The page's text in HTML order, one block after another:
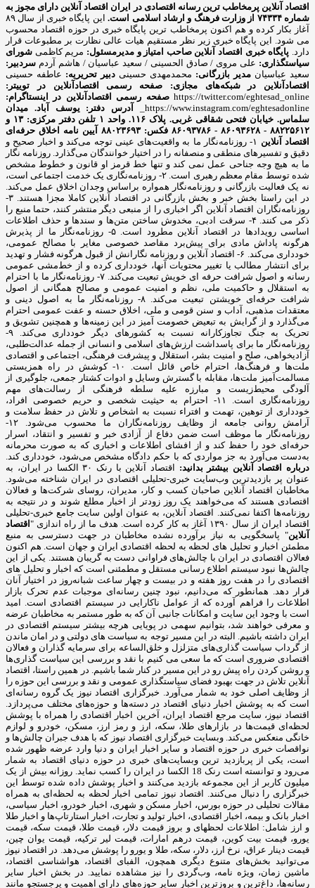
اقتصاد آنلاین پرمخاطب ترین رسانه اقتصادی در ایران اقتصاد آنلاین دارای مجوز به
شماره ۷۴۳۳۴ از وزارت فرهنگ و ارشاد اسلامی است.
این پایگاه خبری از سال ۸۹
آغاز بکار کرده و هم اکنون پرمخاطب ترین پایگاه خبری در حوزه اقتصاد محسوب
می شود. این پایگاه خبری زیر نظر مستقیم هیات عالی نظارت بر مطبوعات قرار
دارد. پایگاه خبری اقتصاد آنلاین صاحب امتیاز و مدیرمسئول: مریم کاظمی شورای
سیاستگذاری: علی مروی / صادق الحسینی / سعید عباسیان / هاشم آردم سردبیر:
سعید عباسیان مدیر بازرگانی: محمدمهدی حسینی دبیر تحریریه: عاطفه حسینی
اقتصادآنلاین در شبکه‌های مجازی:
صفحه رسمی اقتصادآنلاین در توییتر:
https://twitter.com/eghtesad_online صفحه رسمی اقتصادآنلاین در اینستاگرام:
https://www.instagram.com/eghtesadonline_
آدرس دفتر: یوسف آباد. میدان
سلماس. خیابان فتحی شقاقی غربی. پلاک ۱۱۶. واحد ۱
تلفن دفتر مرکزی: ۱۳ و
۸۸۲۲۵۶۱۲ - ۸۶۰۹۳۶۲۸ - ۸۶۰۹۳۷۸۶ فکس: ۸۸۰۲۳۶۹۳
آیین نامه اخلاق حرفه‌ای
اقتصاد آنلاین
۱- روزنامه‌نگار ما به واقعیت‌های عینی توجه می‌کند و اخبار صحیح و
دقیق و تفسیرهای منطقی و منصفانه را در اختیار خوانندگان می‌گذارد. روزنامه نگار
ما به هیچ وجه جناحی عمل نمی کند و تنها خط قرمز او قانون و خطوط مشخص
شده توسط مقام معظم رهبری است. ۲- روزنامه‌نگاری یک خدمت اجتماعی است،
نه یک فعالیت بازرگانی و روزنامه‌نگار همواره براساس وجدان اخلاق عمل می‌کند.
در این راستا بخش خبر و بخش بازرگانی در اقتصاد آنلاین کاملا مجزا هستند. ۳-
روزنامه‌نگاران اقتصاد آنلاین اگر اخباری را از منبعی دیگر منتشر کنند، حتما منبع را
ذکر می کنند. ۴- سرقت ادبی، مخدوش ساختن متن‌ها و سندها و حذف اطلاعات
اساسی رویدادها در اقتصاد آنلاین مطرود است. ۵- روزنامه‌نگار ما از پذیرش
هرگونه پاداش مادی برای پیش‌برد مقاصد خصوصی مغایر با مصالح عمومی،
خودداری می‌کند. ۶- اقتصاد آنلاین و روزنامه نگارانش از قبول هرگونه فشار و تهدید
برای انتشار مطالب یا تغییر محتویات آنها، خودداری کرده و از خط‌مشی عمومی
رسانه و اصول شرافت حرفه ای خویش تبعیت می‌کند. ۷- روزنامه‌نگار ما با احترام
به استقلال و حاکمیت ملی، نظم و امنیت عمومی و مصالح همگانی از اصول
شرافت حرفه‌ای خویشتن تبعیت می‌کند. ۸- روزنامه‌نگار ما به اصول دینی و
معتقدات مذهبی، آداب و سنن قومی و ملی، اخلاق حسنه و عفت عمومی احترام
می‌گذارد و از گرایش به تبعیض خصومت آمیز در این زمینه‌ها و همچنین تشویق و
تحریک به جنگ تجاوزکارانه نسبت به کشورهای دیگر خودداری می‌کند. ۹-
روزنامه‌نگار ما برای پاسداشت ارزش‌های اسلامی و انسانی از جمله عدالت‌طلبی،
آزادیخواهی، صلح و امنیت بشر، استقلال و پیشرفت فرهنگی، اجتماعی و اقتصادی
ملت‌ها و فرهنگ‌ها، احترام خاص قائل است. ۱۰- کوشش در راه همزیستی
مسالمت‌آمیز ملت‌ها، مقابله با گسترش وسایل و ادوات کشتار جمعی، جلوگیری از
آلودگی محیط‌زیست و مبارزه علیه سلطه فرهنگی از رسالت‌های مهم
روزنامه‌نگاری است. ۱۱- احترام به حیثیت شخصی و حریم خصوصی افراد،
خودداری از توهین، تهمت و افتراء نسبت به اشخاص و تلاش در حفظ سلامت و
آرامش روانی جامعه از وظایف روزنامه‌نگاران ما محسوب می‌شود. ۱۲-
روزنامه‌نگار ما موظف است ضمن دفاع از آزادی خبر و تفسیر و انتقاد، اسرار
حرفه‌ای خود را حفظ کند و از افشای اطلاعات و اخباری که به صورت محرمانه
به‌دست می‌آورد به جز مواردی که با حکم دادگاه مشخص می‌شود، خودداری کند.
درباره اقتصاد آنلاین بیشتر بدانید:
اقتصاد آنلاین با رنک ۳۰ الکسا در ایران، به
عنوان پر بازدیدترین وب‌سایت خبری-تحلیلی اقتصادی در ایران شناخته می‌شود.
مخاطبان اقتصاد آنلاین صاحبان کسب و کار، مدیران، روسای شرکت‌ها و فعالان
اقتصادی هستند که می‌خواهند یک روز زودتر از اخبار مطلع شوند و در نتیجه به
روزنامه‌ها اکتفا نمی‌کنند. اقتصاد آنلاین، به عنوان اولین سایت جامع خبری-تحلیلی
اقتصاد ایران از سال ۱۳۹۰ آغاز به کار کرده است. هدف ما از راه اندازی "
اقتصاد
آنلاین" پاسخگویی به نیاز برآورده نشده مخاطبان در جهت دسترسی به منبع
مطمئن اخبار و تحلیل های لحظه به لحظه اقتصادی ایران و جهان است. هم اکنون
فعالان اقتصادی در ایران با چالش‌های فراوانی دست به گریبان هستند. یکی از این
چالش‌ها نبود سیستم اطلاع رسانی مستقل و مطمئنی است که اخبار و تحلیل های
اقتصادی را در هفت روز هفته و در بیست و چهار ساعت شبانه‌روز در اختیار آنان
قرار دهد. همانطور که می‌دانیم، نبود چنین رسانه‌ای موجبات عدم تحرک بازار
اطلاعات را فراهم آورده که از عوامل ناکارایی در سیستم اقتصادی است. امید
است با وجود این سایت و امکانات جانبی آن که به طور مستمر به مخاطبان عرضه
و معرفی خواهند شد، بتوانیم سهمی در پویایی هرچه بیشتر سیستم اقتصادی در
ایران داشته باشیم. البته در این مسیر توجه به سیاست های دولتی و در امان ماندن
از گرداب سیاست گذاری‌های متزلزل و خلق‌الساعه برای سرمایه گذاران و فعالان
اقتصادی ضروری است که ما سعی می کنیم با نقد و بررسی این سیاست گذاری‌ها
و روشن کردن راه پیش رو در این مسیر در کنار شما باشیم. در همین راستا، اقتصاد
آنلاین تلاش در جهت بهبود فضای سیاستگذاری عمومی و نقد و بررسی این حوزه را
از وظایف اصلی خود به شمار می‌آورد. خبرگزاری اقتصاد نیوز یک گروه رسانه‌ای
است که به پوشش اخبار دنیای اقتصاد در دسته‌ها و حوزه‌های مختلف می‌پردازد.
اقتصاد نیوز، سایت مرجع اقتصاد ایران، آخرین اخبار اقتصادی را همراه با پوشش
لحظه‌ای قیمت‌ها در بازارهای طلا، سکه، ارز و رمز ارز، مسکن، خودرو و لوازم
خانگی منعکس می‌کند. وبسایت خبرگزاری اقتصاد نیوز که با هدف جبران چالش‌ها و
نواقصات خبری در حوزه اقتصاد و سایر اخبار ایران و دنیا وارد عرضه ظهور شده
است، یکی از پربازدید ترین وبسایت‌های خبری در حوزه دنیای اقتصاد به شمار
می‌رود و توانسته است رنک 18 الکسا در ایران را کسب نماید. روزانه بیش از یک
میلیون کاربر از این مجموعه بازدید می‌کنند و اخبار پوشش داده شده توسط این
خبرگزاری را دنبال می‌کنند. اقتصاد نیوز تمامی اخبار لحظه به لحظه‌ای به همراه
مقالات تحلیلی در حوزه بورس، اخبار مسکن و شهری، اخبار خودرو، اخبار سیاسی،
اخبار بانک و بیمه، اخبار اقتصادی، اخبار تولید و تجارت، اخبار استارتاپ‌ها و اخبار طلا
و ارز شامل: اطلاعات لحظهای و بروز قیمت دلار، قیمت طلا، قیمت سکه، قیمت
یورو، قیمت بیت کوین، قیمت درهم امارات، قیمت لیر ترکیه، قیمت یوان چین،
قیمت دینار عراق، نرخ ارز، دلار، سکه، طلا و یورو را پوشش می‌دهد. در اقتصاد نیوز
می‌توانید بخش‌های متنوع دیگری همچون، الفبای اقتصاد، هواشناسی اقتصاد،
ماشین زمان، ویژه نامه، وب‌گردی را نیز مشاهده نمایید. در بخش اخبار سایر
رسانه‌ها، داغ‌ترین و بروزترین اخبار سایر حوزه‌های دارای اهمیت و پرجستجو مانند